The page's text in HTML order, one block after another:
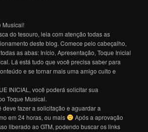
Musical!
do tesouro, leia com atenção todas as
deste blog. Comece pelo cabeçalho,
as abas: Início, Apresentação, Toque Inicial
Lá está tudo que você precisa saber para
e se tornar mais uma amigo culto e
INICIAL, você poderá solicitar sua
Toque Musical.
deve fazer a solicitação e aguardar a
em 24 horas, ou mais
Após a aprovação
liberado ao GTM, podendo buscar os links